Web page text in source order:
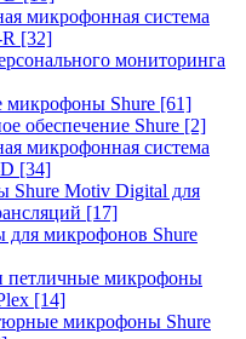
микрофонная система
[32]
мониторинга
микрофоны Shure [61]
обеспечение Shure [2]
микрофонная система
[34]
Shure Motiv Digital для
[17]
для микрофонов Shure
петличные микрофоны
[14]
микрофоны Shure